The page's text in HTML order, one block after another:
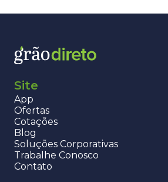
Site
App
Ofertas
Cotações
Blog
Soluções Corporativas
Trabalhe Conosco
Contato